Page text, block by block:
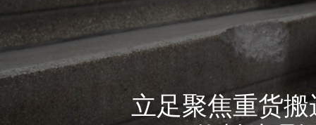
立足聚焦重货